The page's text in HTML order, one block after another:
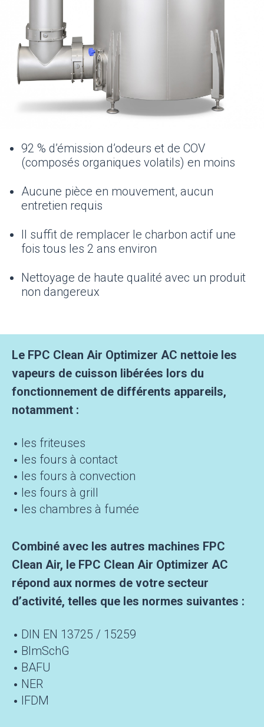
92 % d’émission d’odeurs et de COV
(composés organiques volatils) en moins
Aucune pièce en mouvement, aucun
entretien requis
Il suffit de remplacer le charbon actif une
fois tous les 2 ans environ
Nettoyage de haute qualité avec un produit
non dangereux
Le FPC Clean Air Optimizer AC nettoie les
vapeurs de cuisson libérées lors du
fonctionnement de différents appareils,
notamment :
les friteuses
les fours à contact
les fours à convection
les fours à grill
les chambres à fumée
Combiné avec les autres machines FPC
Clean Air, le FPC Clean Air Optimizer AC
répond aux normes de votre secteur
d’activité, telles que les normes suivantes :
DIN EN 13725 / 15259
BImSchG
BAFU
NER
IFDM